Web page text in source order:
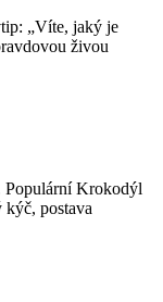
„Víte, jaký je
živou
Populární Krokodýl
kýč, postava